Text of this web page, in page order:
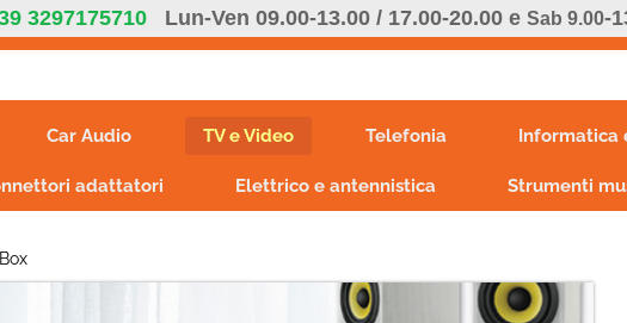
3297175710 Lun-Ven 09.00-13.00 / 17.00-20.00 e Sab 9.00-
il nome utente e la password
poi clicca sul pulsante
Car Audio TV e Video Telefonia Informatica
adattatori Elettrico e antennistica Strumenti